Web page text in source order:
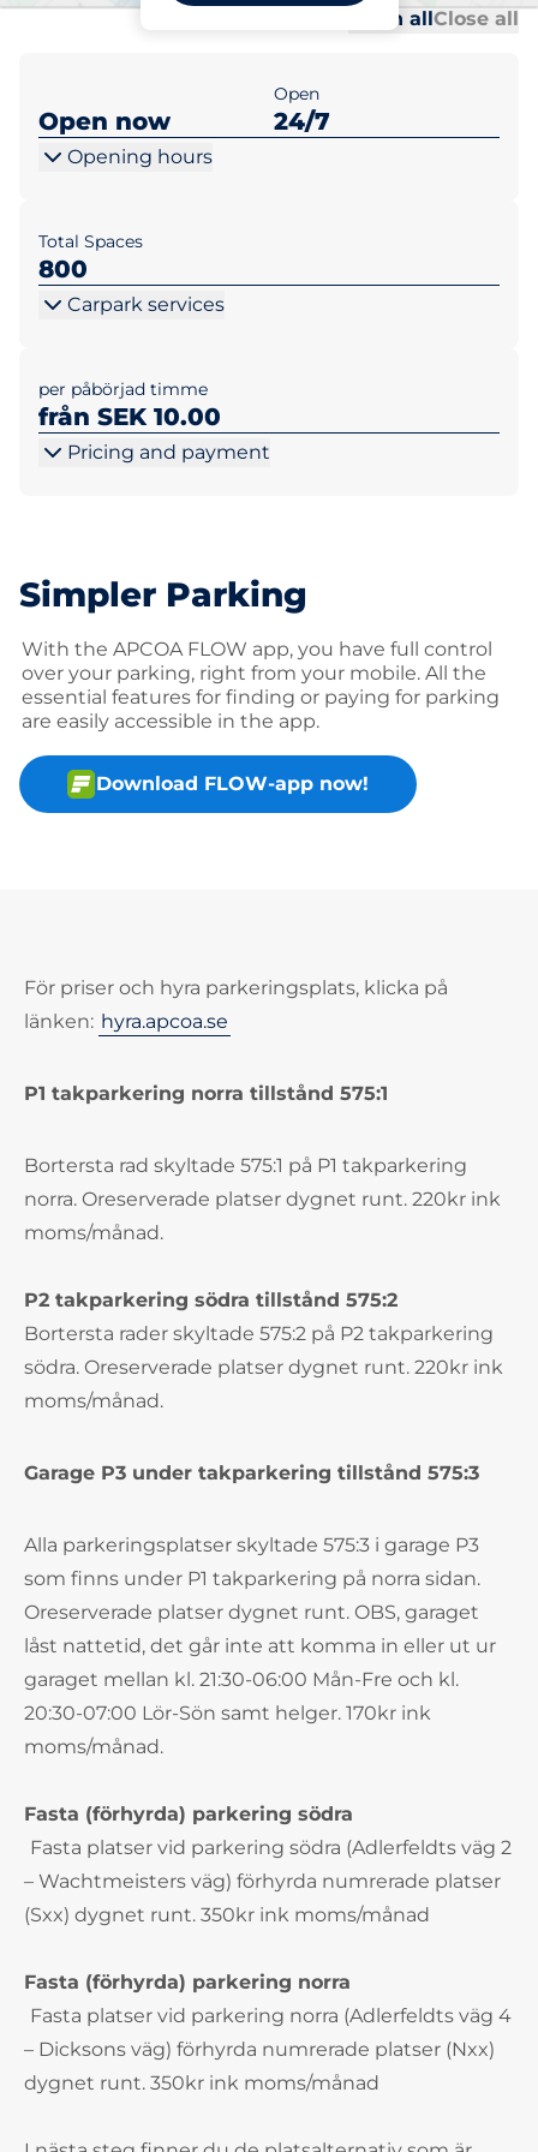
Open allClose all
Open now
Open
24/7
Opening hours
Total Spaces
800
Carpark services
per påbörjad timme
från SEK 10.00
Pricing and payment
Simpler Parking
With the APCOA FLOW app, you have full control
over your parking, right from your mobile. All the
essential features for finding or paying for parking
are easily accessible in the app.
Download FLOW-app now!
För priser och hyra parkeringsplats, klicka på
länken: hyra.apcoa.se
P1 takparkering norra tillstånd 575:1
Bortersta rad skyltade 575:1 på P1 takparkering
norra. Oreserverade platser dygnet runt. 220kr ink
moms/månad.
P2 takparkering södra tillstånd 575:2
Bortersta rader skyltade 575:2 på P2 takparkering
södra. Oreserverade platser dygnet runt. 220kr ink
moms/månad.
Garage P3 under takparkering tillstånd 575:3
Alla parkeringsplatser skyltade 575:3 i garage P3
som finns under P1 takparkering på norra sidan.
Oreserverade platser dygnet runt. OBS, garaget
låst nattetid, det går inte att komma in eller ut ur
garaget mellan kl. 21:30-06:00 Mån-Fre och kl.
20:30-07:00 Lör-Sön samt helger. 170kr ink
moms/månad.
Fasta (förhyrda) parkering södra
Fasta platser vid parkering södra (Adlerfeldts väg 2
– Wachtmeisters väg) förhyrda numrerade platser
(Sxx) dygnet runt. 350kr ink moms/månad
Fasta (förhyrda) parkering norra
Fasta platser vid parkering norra (Adlerfeldts väg 4
– Dicksons väg) förhyrda numrerade platser (Nxx)
dygnet runt. 350kr ink moms/månad